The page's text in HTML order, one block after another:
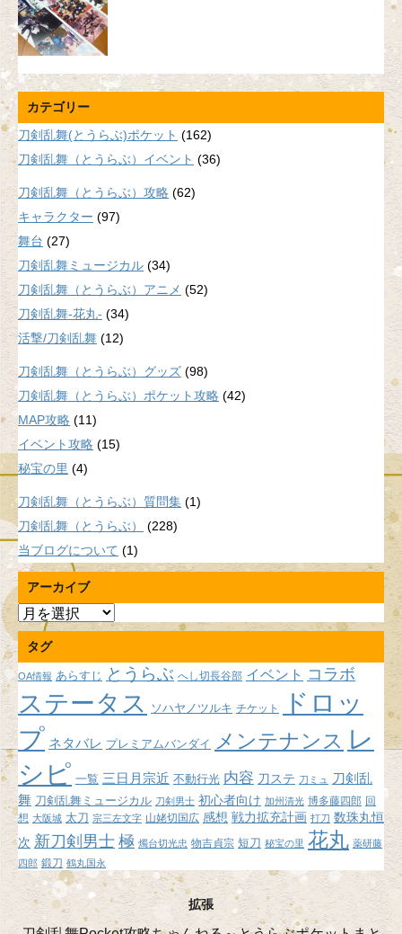
カテゴリー
刀剣乱舞(とうらぶ)ポケット (162)
刀剣乱舞（とうらぶ）イベント (36)
刀剣乱舞（とうらぶ）攻略 (62)
キャラクター (97)
舞台 (27)
刀剣乱舞ミュージカル (34)
刀剣乱舞（とうらぶ）アニメ (52)
刀剣乱舞-花丸- (34)
活撃/刀剣乱舞 (12)
刀剣乱舞（とうらぶ）グッズ (98)
刀剣乱舞（とうらぶ）ポケット攻略 (42)
MAP攻略 (11)
イベント攻略 (15)
秘宝の里 (4)
刀剣乱舞（とうらぶ）質問集 (1)
刀剣乱舞（とうらぶ）
(228)
当ブログについて (1)
アーカイブ
ア
ー
カ
イ
ブ
タグ
OA情報 あらすじ とうらぶ へし切長谷部 イベント コラボ
ステータス ソハヤノツルキ チケット
ドロッ
プ ネタバレ プレミアムバンダイ メンテナンス レ
シピ 一覧 三日月宗近 不動行光 内容 刀ステ 刀ミュ
刀剣乱
舞 刀剣乱舞ミュージカル 刀剣男士 初心者向け 加州清光 博多藤四郎 回
想 大阪城 太刀 宗三左文字 山姥切国広 感想 戦力拡充計画 打刀 数珠丸恒
次 新刀剣男士 極 燭台切光忠 物吉貞宗 短刀 秘宝の里 花丸 薬研藤
四郎 鍛刀 鶴丸国永
拡張